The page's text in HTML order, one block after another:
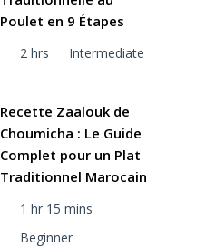
Poulet en 9 Étapes
2 hrs Intermediate
Recette Zaalouk de
Choumicha : Le Guide
Complet pour un Plat
Traditionnel Marocain
1 hr 15 mins
Beginner